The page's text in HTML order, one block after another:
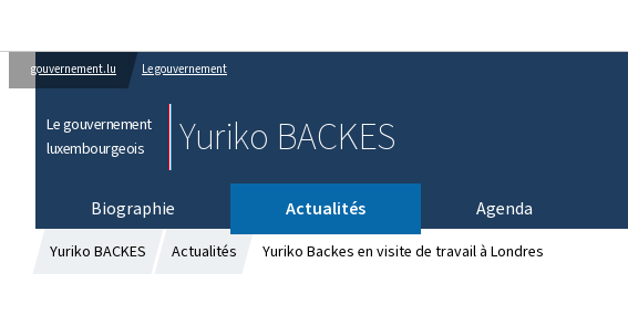
gouvernement.lu Le gouvernement
Le gouvernement
luxembourgeois
Yuriko BACKES
Biographie Actualités Agenda
Yuriko BACKES Actualités Yuriko Backes en visite de travail à Londres